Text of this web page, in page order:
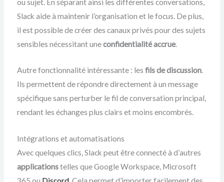
Slack aide à maintenir l’organisation et le focus. De plus,
il est possible de créer des canaux privés pour des sujets
sensibles nécessitant uneconfidentialité accrue.
Autre fonctionnalité intéressante : les fils de discussion.
Ils permettent de répondre directement à un message
spécifique sans perturber le fil de conversation principal,
rendant les échanges plus clairs et moins encombrés.
Intégrations et automatisations
Avec quelques clics, Slack peut être connecté à d’autres
applicationstelles que Google Workspace, Microsoft